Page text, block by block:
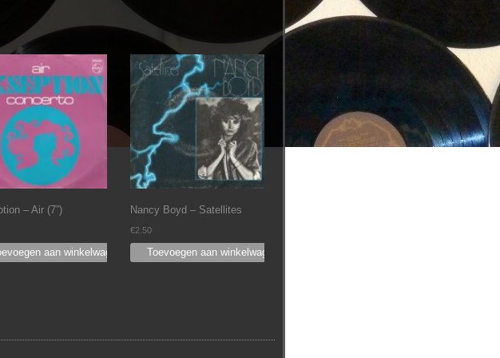
– Air (7”)
aan winkelwagen
Nancy Boyd ‎– Satellites
€2.50
Toevoegen aan winkelwagen